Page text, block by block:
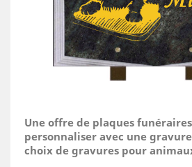
Une offre de plaques
personnaliser avec une
choix de gravures pour